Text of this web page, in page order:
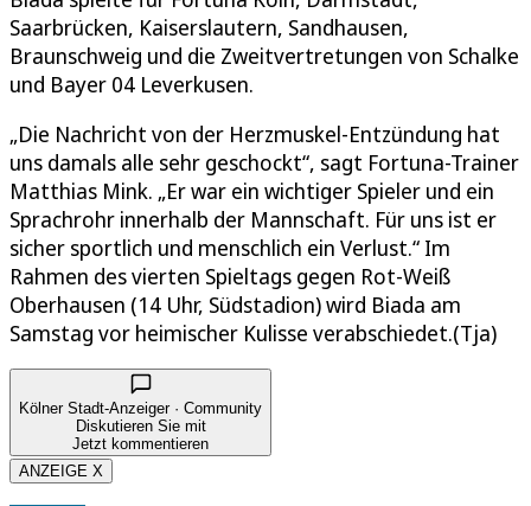
Saarbrücken, Kaiserslautern, Sandhausen,
Braunschweig und die Zweitvertretungen von Schalke
und Bayer 04 Leverkusen.
„Die Nachricht von der Herzmuskel-Entzündung hat
uns damals alle sehr geschockt“, sagt Fortuna-Trainer
Matthias Mink. „Er war ein wichtiger Spieler und ein
Sprachrohr innerhalb der Mannschaft. Für uns ist er
sicher sportlich und menschlich ein Verlust.“ Im
Rahmen des vierten Spieltags gegen Rot-Weiß
Oberhausen (14 Uhr, Südstadion) wird Biada am
Samstag vor heimischer Kulisse verabschiedet.(Tja)
Kölner Stadt-Anzeiger · Community
Diskutieren Sie mit
Jetzt kommentieren
ANZEIGE X